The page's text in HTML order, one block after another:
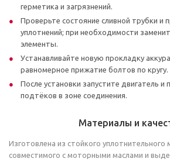
герметика и загрязнений.
Проверьте состояние сливной трубки и
уплотнений; при необходимости
элементы.
Устанавливайте новую прокладку
равномерное прижатие болтов по кругу.
После установки запустите двигатель и
подтёков в зоне соединения.
Материалы и
Изготовлена из стойкого уплотнительного
совместимого с моторными маслами и